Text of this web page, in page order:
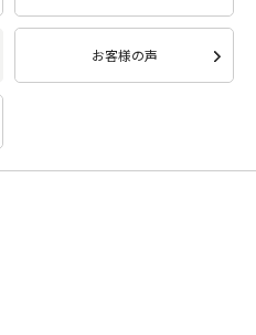
お客様の声